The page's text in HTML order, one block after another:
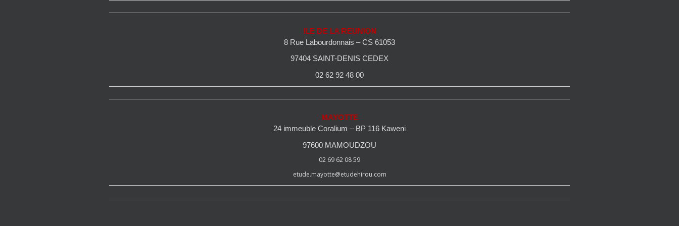
ILE DE LA REUNION
8 Rue Labourdonnais – CS 61053
97404 SAINT-DENIS CEDEX
02 62 92 48 00
MAYOTTE
24 immeuble Coralium – BP 116 Kaweni
97600 MAMOUDZOU
02 69 62 08 59
etude.mayotte@etudehirou.com